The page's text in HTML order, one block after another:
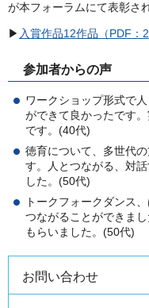
が本フォーラムにて表彰さ
▶ 入賞作品12作品（PDF：
参加者からの声
ワークショップ形式で
ができて良かったです
です。(40代)
徳育について、多世代
す。人とつながる、対
した。(50代)
トークフォークダンス
つながることができま
もらいました。(50代)
お問い合わせ